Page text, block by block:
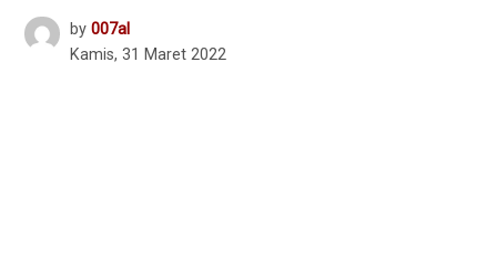
by 007al
Kamis, 31 Maret 2022